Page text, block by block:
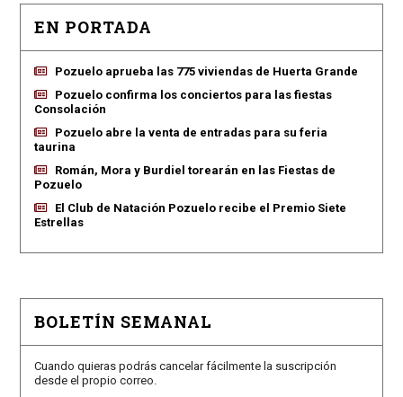
EN PORTADA
Pozuelo aprueba las 775 viviendas de Huerta Grande
Pozuelo confirma los conciertos para las fiestas
Consolación
Pozuelo abre la venta de entradas para su feria
taurina
Román, Mora y Burdiel torearán en las Fiestas de
Pozuelo
El Club de Natación Pozuelo recibe el Premio Siete
Estrellas
BOLETÍN SEMANAL
Cuando quieras podrás cancelar fácilmente la suscripción
desde el propio correo.